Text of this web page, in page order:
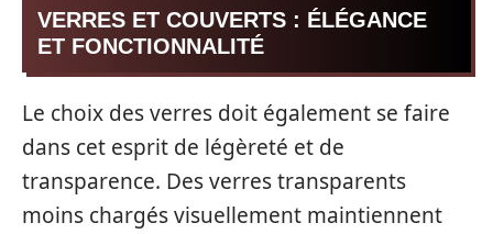
VERRES ET COUVERTS : ÉLÉGANCE
ET FONCTIONNALITÉ
Le choix des verres doit également se faire
dans cet esprit de légèreté et de
transparence. Des verres transparents
moins chargés visuellement maintiennent